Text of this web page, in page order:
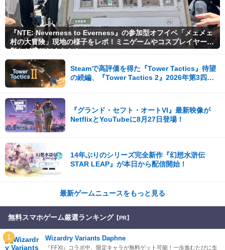
『NTE: Neverness to Everness』の参加型オフイベ「メェメェ
村の大冒険」現地の様子をレポ！ミニゲームやコスプレイヤー撮
影など盛りだくさん！
Steamで高評価を得た『Tower Tactics』待望
の続編、『Tower Tactics 2』2026年第3四半
『グランド・セフト・オートVI』最新映像が
NetflixとYouTubeに8月27日登場！
14年ぶりのシリーズ完全新作『幻想水滸伝
STAR LEAP』が本日から配信開始！
最新ゲームニュースをもっと見る
無料スマホゲーム厳選ランキング 【PR】
1 Wizardry Variants Daphne
『FFXI』コラボ中、限定キャラが無料ゲット可能！一歩進むたびに生